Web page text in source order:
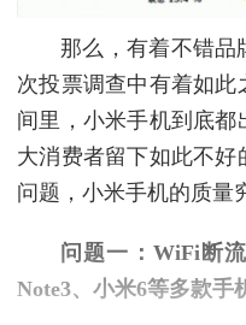
那么，有着不错品
次投票调查中有着如
间里，小米手机到底
大消费者留下如此不
问题，小米手机的质量
问题一：WiFi断
Note3、 小米6等多款手